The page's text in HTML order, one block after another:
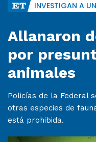
INVESTIGAN A
Allanaron
por
animales
Policías de la Federal
otras especies de
está prohibida.